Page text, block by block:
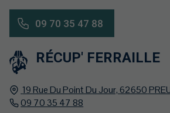
RÉCUP' FERRAILLE
19 Rue Du Point Du Jour,62650
09 70 35 47 88
09 70 35 47 88